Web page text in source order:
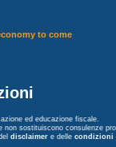
to come
ed educazione fiscale.
non sostituiscono consulenze
disclaimer e delle condizioni